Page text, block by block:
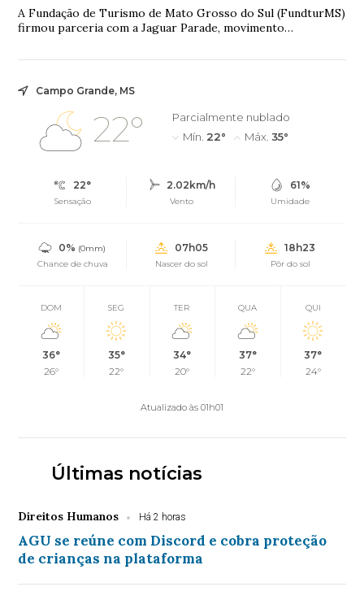
A Fundação de Turismo de Mato Grosso do Sul (FundturMS)
firmou parceria com a Jaguar Parade, movimento
Campo Grande, MS
22°
Parcialmente nublado
Mín. 22° Máx. 35°
22°
Sensação
2.02km/h
Vento
61%
Umidade
0% (0mm)
Chance de chuva
07h05
Nascer do sol
18h23
Pôr do sol
DOM
36°
26°
SEG
35°
22°
TER
34°
20°
QUA
37°
22°
QUI
37°
24°
Atualizado às 01h01
Últimas notícias
Direitos Humanos Há 2 horas
AGU se reúne com Discord e cobra proteção
de crianças na plataforma